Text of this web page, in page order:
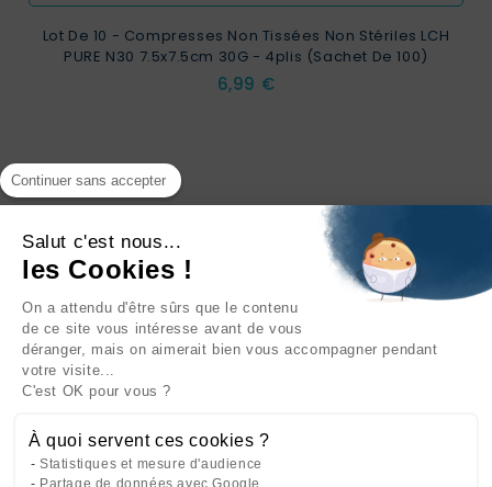
Lot De 10 - Compresses Non Tissées Non Stériles LCH
PURE N30 7.5x7.5cm 30G - 4plis (sachet De 100)
Prix
6,99 €
INFORMATIONS
NOTRE SOCIÉTÉ
NOS PRODUITS
CATÉGORIES
Continuer sans accepter
Salut c'est nous...
les Cookies !
On a attendu d'être sûrs que le contenu
de ce site vous intéresse avant de vous
déranger, mais on aimerait bien vous accompagner pendant
votre visite...
C'est OK pour vous ?
À quoi servent ces cookies ?
Statistiques et mesure d'audience
Partage de données avec Google